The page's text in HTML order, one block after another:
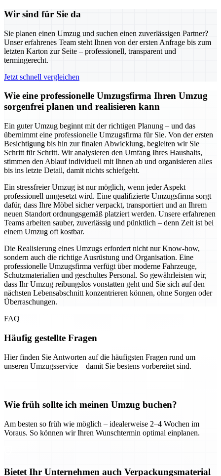
Wir sind für Sie da
Sie planen einen Umzug und suchen einen zuverlässigen Partner?
Unser erfahrenes Team steht Ihnen von der ersten Anfrage bis zum
letzten Karton zur Seite – professionell, transparent und
termingerecht.
Jetzt schnell vergleichen
Wie eine professionelle Umzugsfirma Ihren Umzug
sorgenfrei planen und realisieren kann
Ein guter Umzug beginnt mit der richtigen Planung – und das
übernimmt eine professionelle Umzugsfirma für Sie. Von der ersten
Besichtigung bis hin zur finalen Abwicklung, begleiten wir Sie
Schritt für Schritt. Wir analysieren den Umfang Ihres Haushalts,
stimmen den Ablauf individuell mit Ihnen ab und organisieren alles
bis ins letzte Detail, damit nichts schiefgeht.
Ein stressfreier Umzug ist nur möglich, wenn jeder Aspekt
professionell umgesetzt wird. Eine qualifizierte Umzugsfirma sorgt
dafür, dass Ihre Möbel sicher verpackt, transportiert und an Ihrem
neuen Standort ordnungsgemäß platziert werden. Unsere erfahrenen
Teams arbeiten sauber, zuverlässig und pünktlich – denn Zeit ist bei
einem Umzug oft kostbar.
Die Realisierung eines Umzugs erfordert nicht nur Know-how,
sondern auch die richtige Ausrüstung und Organisation. Eine
professionelle Umzugsfirma verfügt über moderne Fahrzeuge,
Schutzmaterialien und geschultes Personal. So gewährleisten wir,
dass Ihr Umzug reibungslos vonstatten geht und Sie sich auf den
nächsten Lebensabschnitt konzentrieren können, ohne Sorgen oder
Überraschungen.
FAQ
Häufig gestellte Fragen
Hier finden Sie Antworten auf die häufigsten Fragen rund um
unseren Umzugsservice – damit Sie bestens vorbereitet sind.
Wie früh sollte ich meinen Umzug buchen?
Am besten so früh wie möglich – idealerweise 2–4 Wochen im
Voraus. So können wir Ihren Wunschtermin optimal einplanen.
Bietet Ihr Unternehmen auch Verpackungsmaterial